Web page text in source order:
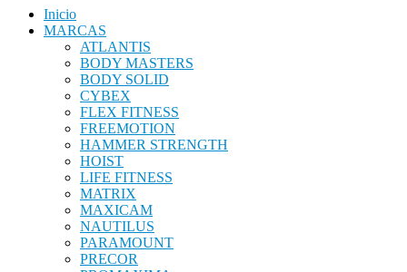
Inicio
MARCAS
ATLANTIS
BODY MASTERS
BODY SOLID
CYBEX
FLEX FITNESS
FREEMOTION
HAMMER STRENGTH
HOIST
LIFE FITNESS
MATRIX
MAXICAM
NAUTILUS
PARAMOUNT
PRECOR